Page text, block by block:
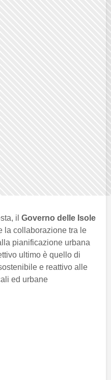
il Governo delle Isole
la collaborazione tra le
pianificazione urbana
ultimo è quello di
e reattivo alle
ed urbane